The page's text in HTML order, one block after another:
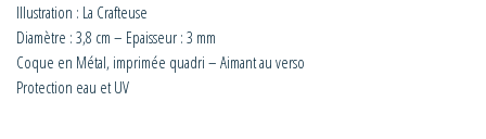
Illustration : La Crafteuse
Diamètre : 3,8 cm – Epaisseur : 3 mm
Coque en Métal, imprimée quadri – Aimant au verso
Protection eau et UV